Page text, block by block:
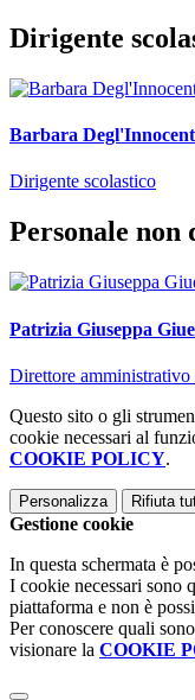
Dirigente
Barbara
Dirigente scolastico
Personale non
Patrizia Giuseppa
Direttore amministrativo
Questo sito o gli
cookie necessari al
COOKIE POLICY.
Personalizza Rifiuta
Gestione cookie
In questa schermata è
I cookie necessari sono
piattaforma e non è
Per conoscere quali
visionare la COOKIE